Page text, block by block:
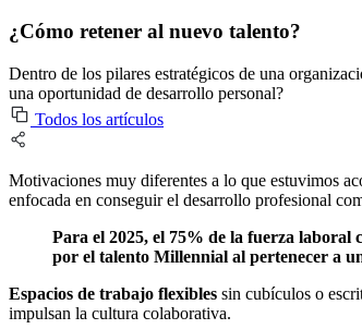
¿Cómo retener al nuevo talento?
Dentro de los pilares estratégicos de una
una oportunidad de desarrollo personal?
Todos los artículos
Motivaciones muy diferentes a lo que estuvimos
enfocada en conseguir el desarrollo profesional
Para el 2025, el 75% de la fuerza
por el talento Millennial al pertenecer a
Espacios de trabajo flexibles sin cubículos o
impulsan la cultura colaborativa.